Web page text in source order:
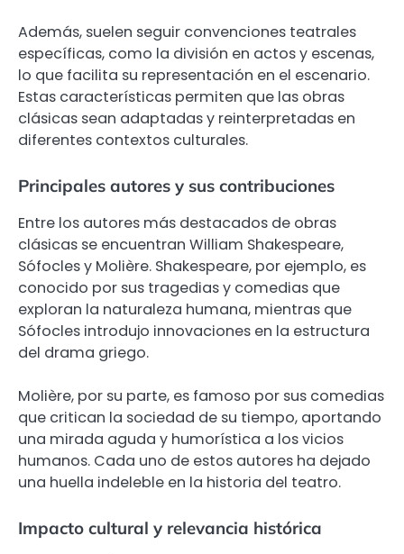
Además, suelen seguir convenciones teatrales
específicas, como la división en actos y escenas,
lo que facilita su representación en el escenario.
Estas características permiten que las obras
clásicas sean adaptadas y reinterpretadas en
diferentes contextos culturales.
Principales autores y sus contribuciones
Entre los autores más destacados de obras
clásicas se encuentran William Shakespeare,
Sófocles y Molière. Shakespeare, por ejemplo, es
conocido por sus tragedias y comedias que
exploran la naturaleza humana, mientras que
Sófocles introdujo innovaciones en la estructura
del drama griego.
Molière, por su parte, es famoso por sus comedias
que critican la sociedad de su tiempo, aportando
una mirada aguda y humorística a los vicios
humanos. Cada uno de estos autores ha dejado
una huella indeleble en la historia del teatro.
Impacto cultural y relevancia histórica